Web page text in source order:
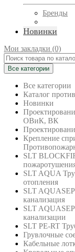
Бренды
Новинки
Мои закладки (0)
Все категории
Все категории
Каталог
Новинки
ОВиК, ВК
Крепление
SLT
SLT AQUA
отопления
SLT
канализация
SLT
канализации
SLT PE-RT
Грувлочные
Кабельные